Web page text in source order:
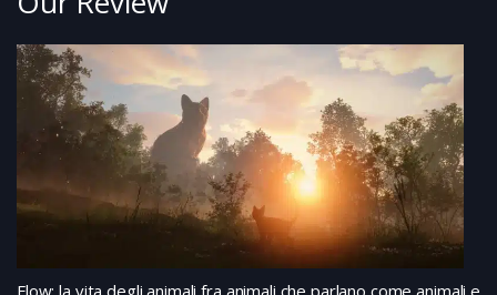
Flow: la vita degli animali fra animali che parlano come animali e